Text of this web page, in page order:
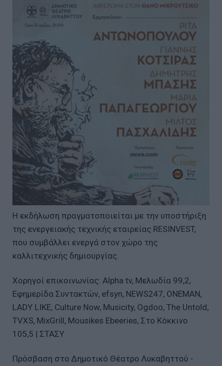
Η εκδήλωση πραγματοποιείται με την υποστήριξη
της ενεργειακής τεχνικής εταιρείας RESINVEST,
που συμβάλλει ενεργά στον χώρο της
καλλιτεχνικής δημιουργίας.
Χορηγοί επικοινωνίας: Alpha tv, Μελωδία 99,2,
Εφημερίδα Συντακτών, efsyn, NEWS247, ONEMAN,
LADY LIKE, Culture Now, Musicity, Ogdoo, The Untold,
TVXS, MixGrill, Mousikes Ebeeries, Στο Κόκκινο
105,5 | ΣΤΑΣΥ
Πρόσβαση στο Δημοτικό Θέατρο Λυκαβηττού -